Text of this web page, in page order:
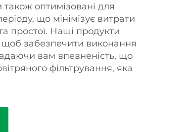
також оптимізовані для
що мінімізує витрати
простої. Наші продукти
щоб забезпечити виконання
вам впевненість, що
фільтрування, яка